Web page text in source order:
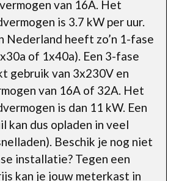
van 16A. Het
is 3.7 kW per uur.
Nederland heeft zo’n 1-fase
of 1x40a). Een 3-fase
gebruik van 3x230V en
van 16A of 32A. Het
is dan 11 kW. Een
kan dus opladen in veel
Beschik je nog niet
installatie? Tegen een
kan je jouw meterkast in